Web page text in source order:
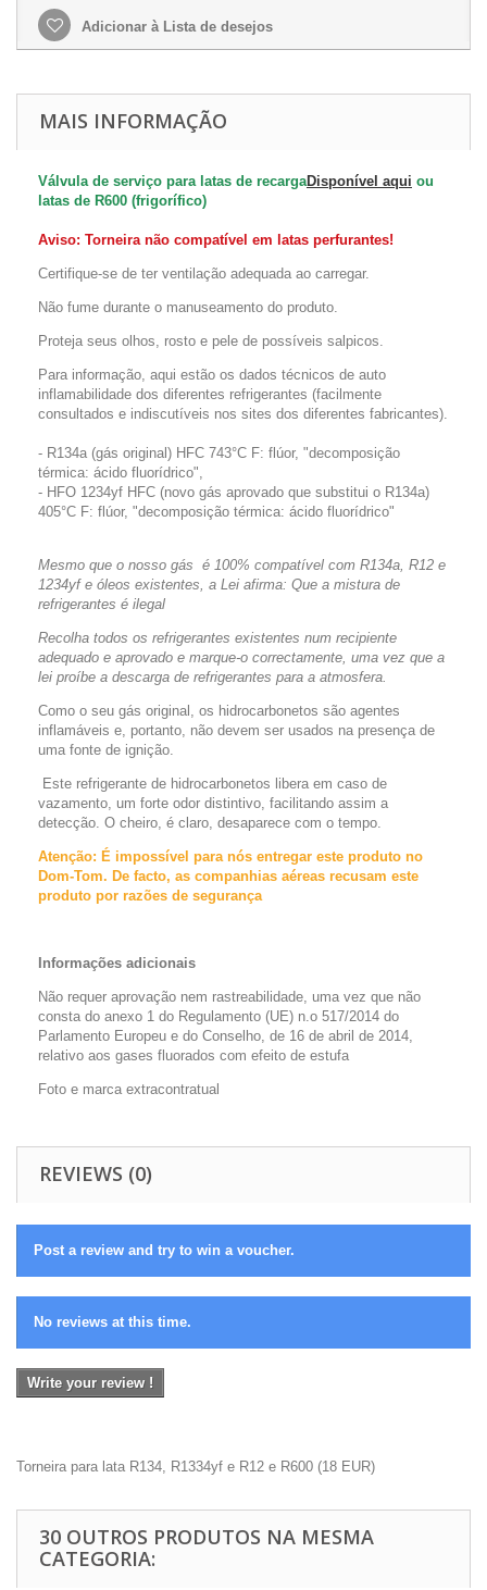
Adicionar à Lista de desejos
MAIS INFORMAÇÃO
Válvula de serviço para latas de recargaDisponível aqui ou
latas de R600 (frigorífico)
Aviso: Torneira não compatível em latas perfurantes!
Certifique-se de ter ventilação adequada ao carregar.
Não fume durante o manuseamento do produto.
Proteja seus olhos, rosto e pele de possíveis salpicos.
Para informação, aqui estão os dados técnicos de auto
inflamabilidade dos diferentes refrigerantes (facilmente
consultados e indiscutíveis nos sites dos diferentes fabricantes).
- R134a (gás original) HFC 743°C F: flúor, "decomposição
térmica: ácido fluorídrico",
- HFO 1234yf HFC (novo gás aprovado que substitui o R134a)
405°C F: flúor, "decomposição térmica: ácido fluorídrico"
Mesmo que o nosso gás é 100% compatível com R134a, R12 e
1234yf e óleos existentes, a Lei afirma: Que a mistura de
refrigerantes é ilegal
Recolha todos os refrigerantes existentes num recipiente
adequado e aprovado e marque-o correctamente, uma vez que a
lei proíbe a descarga de refrigerantes para a atmosfera.
Como o seu gás original, os hidrocarbonetos são agentes
inflamáveis e, portanto, não devem ser usados na presença de
uma fonte de ignição.
Este refrigerante de hidrocarbonetos libera em caso de
vazamento, um forte odor distintivo, facilitando assim a
detecção. O cheiro, é claro, desaparece com o tempo.
Atenção: É impossível para nós entregar este produto no
Dom-Tom. De facto, as companhias aéreas recusam este
produto por razões de segurança
Informações adicionais
Não requer aprovação nem rastreabilidade, uma vez que não
consta do anexo 1 do Regulamento (UE) n.o 517/2014 do
Parlamento Europeu e do Conselho, de 16 de abril de 2014,
relativo aos gases fluorados com efeito de estufa
Foto e marca extracontratual
REVIEWS (0)
Post a review and try to win a voucher.
No reviews at this time.
Write your review !
Torneira para lata R134, R1334yf e R12 e R600 (18 EUR)
30 OUTROS PRODUTOS NA MESMA
CATEGORIA: